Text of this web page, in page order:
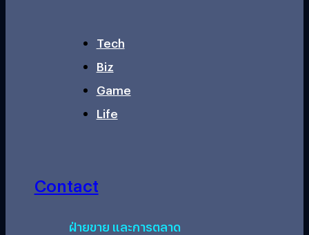
Tech
Biz
Game
Life
Contact
ฝ่ายขาย และการตลาด